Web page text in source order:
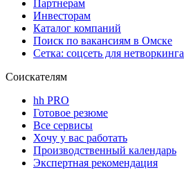
Партнерам
Инвесторам
Каталог компаний
Поиск по вакансиям в Омске
Сетка: соцсеть для нетворкинга
Соискателям
hh PRO
Готовое резюме
Все сервисы
Хочу у вас работать
Производственный календарь
Экспертная рекомендация